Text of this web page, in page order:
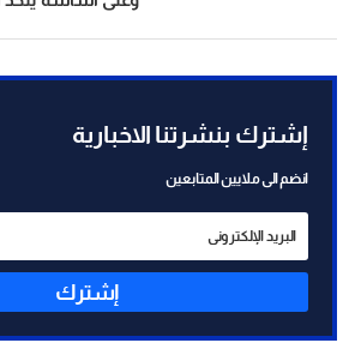
إشترك بنشرتنا الاخبارية
انضم الى ملايين المتابعين
إشترك